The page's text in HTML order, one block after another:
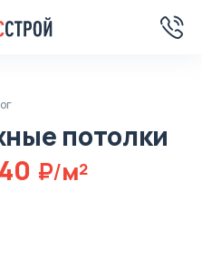
потолки
м2